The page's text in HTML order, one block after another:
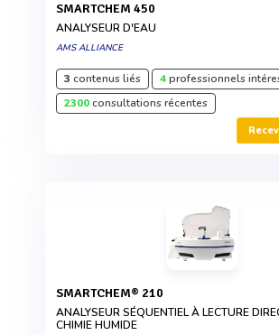
SMARTCHEM 450
ANALYSEUR D'EAU
AMS ALLIANCE
3 contenus liés 4professionnels
2300consultations récentes
SMARTCHEM® 210
ANALYSEUR SÉQUENTIEL À LECTURE
CHIMIE HUMIDE